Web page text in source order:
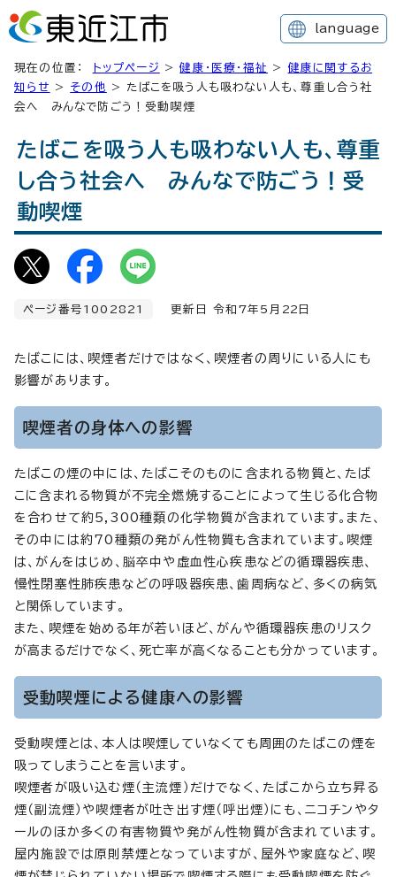
language
現在の位置： トップページ >健康・医療・福祉 > 健康に関するお
知らせ
> その他
> たばこを吸う人も吸わない人も、尊重し合う社
会へ みんなで防ごう！受動喫煙
たばこを吸う人も吸わない人も、尊重
し合う社会へ みんなで防ごう！受
動喫煙
ページ番号1002821 更新日 令和7年5月 22 日
たばこには、喫煙者だけではなく、喫煙者の周りにいる人にも
影響があります。
喫煙者の身体への影響
たばこの煙の中には、たばこそのものに含まれる物質と、たば
こに含まれる物質が不完全燃焼することによって生じる化合物
を合わせて約5,300種類の化学物質が含まれています。また、
その中には約70種類の発がん性物質も含まれています。喫煙
は、がんをはじめ、脳卒中や虚血性心疾患などの循環器疾患、
慢性閉塞性肺疾患などの呼吸器疾患、歯周病など、多くの病気
と関係しています。
また、喫煙を始める年が若いほど、がんや循環器疾患のリスク
が高まるだけでなく、死亡率が高くなることも分かっています。
受動喫煙による健康への影響
受動喫煙とは、本人は喫煙していなくても周囲のたばこの煙を
吸ってしまうことを言います。
喫煙者が吸い込む煙（主流煙）だけでなく、たばこから立ち昇る
煙（副流煙）や喫煙者が吐き出す煙（呼出煙）にも、ニコチンやタ
ールのほか多くの有害物質や発がん性物質が含まれています。
屋内施設では原則禁煙となっていますが、屋外や家庭など、喫